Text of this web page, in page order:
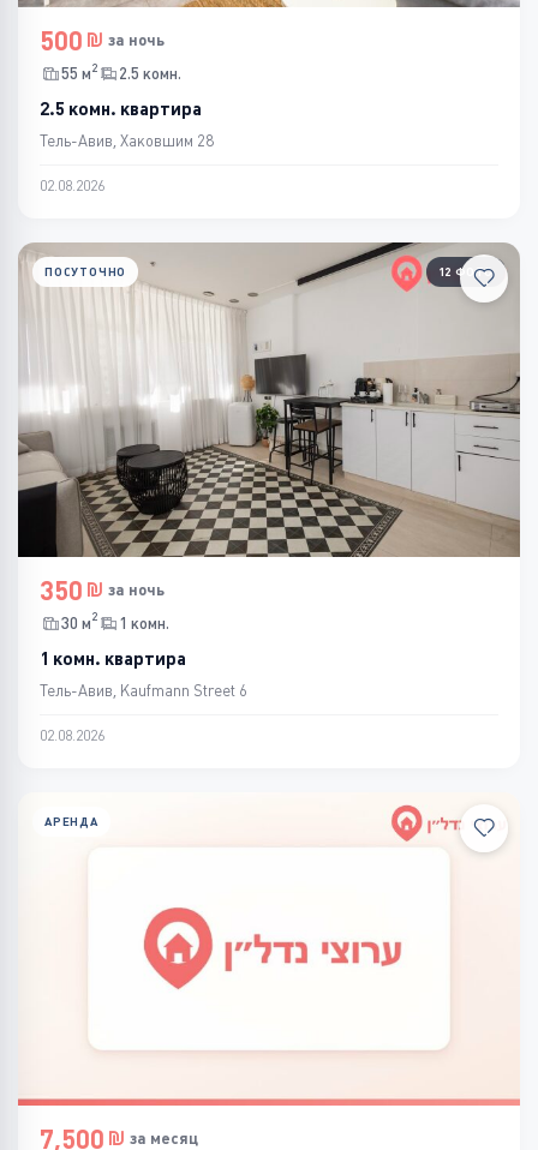
500
за ночь
55 м2 2.5 комн.
2.5 комн. квартира
Тель-Авив, Хаковшим 28
02.08.2026
12 ФОТО
ПОСУТОЧНО
350
за ночь
30 м2 1 комн.
1 комн. квартира
Тель-Авив, Kaufmann Street 6
02.08.2026
АРЕНДА
7,500 за месяц